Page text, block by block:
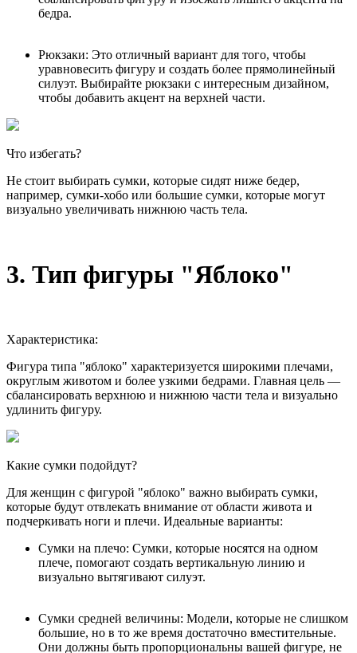
бедра.
Рюкзаки: Это отличный вариант для того, чтобы
уравновесить фигуру и создать более прямолинейный
силуэт. Выбирайте рюкзаки с интересным дизайном,
чтобы добавить акцент на верхней части.
Что избегать?
Не стоит выбирать сумки, которые сидят ниже бедер,
например, сумки-хобо или большие сумки, которые могут
визуально увеличивать нижнюю часть тела.
3. Тип фигуры "Яблоко"
Характеристика:
Фигура типа "яблоко" характеризуется широкими плечами,
округлым животом и более узкими бедрами. Главная цель —
сбалансировать верхнюю и нижнюю части тела и визуально
удлинить фигуру.
Какие сумки подойдут?
Для женщин с фигурой "яблоко" важно выбирать сумки,
которые будут отвлекать внимание от области живота и
подчеркивать ноги и плечи. Идеальные варианты:
Сумки на плечо: Сумки, которые носятся на одном
плече, помогают создать вертикальную линию и
визуально вытягивают силуэт.
Сумки средней величины: Модели, которые не слишком
большие, но в то же время достаточно вместительные.
Они должны быть пропорциональны вашей фигуре, не